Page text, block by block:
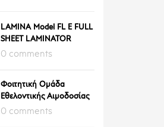
LAMINA Model FL E FULL
SHEET LAMINATOR
0 comments
Φοιτητική Ομάδα
Εθελοντικής Αιμοδοσίας
0 comments